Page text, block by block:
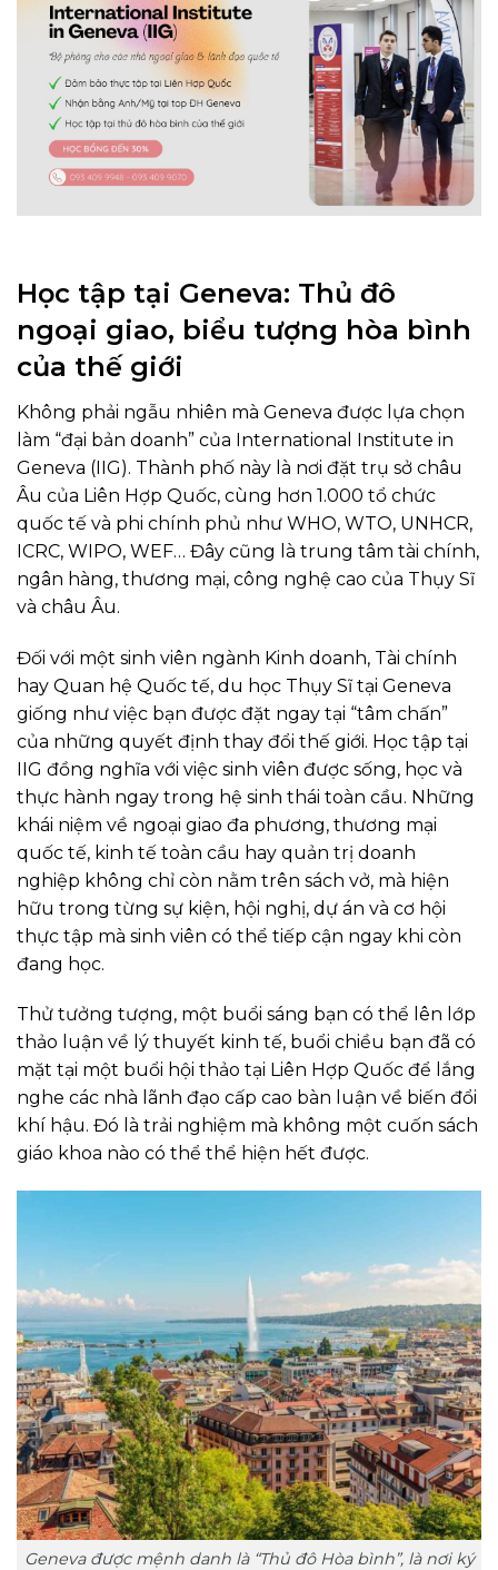
Học tập tại Geneva: Thủ đô
ngoại giao, biểu tượng hòa bình
của thế giới
Không phải ngẫu nhiên mà Geneva được lựa chọn
làm “đại bản doanh” của International Institute in
Geneva (IIG). Thành phố này là nơi đặt trụ sở châu
Âu của Liên Hợp Quốc, cùng hơn 1.000 tổ chức
quốc tế và phi chính phủ như WHO, WTO, UNHCR,
ICRC, WIPO, WEF… Đây cũng là trung tâm tài chính,
ngân hàng, thương mại, công nghệ cao của Thụy Sĩ
và châu Âu.
Đối với một sinh viên ngành Kinh doanh, Tài chính
hay Quan hệ Quốc tế, du học Thụy Sĩ tại Geneva
giống như việc bạn được đặt ngay tại “tâm chấn”
của những quyết định thay đổi thế giới. Học tập tại
IIG đồng nghĩa với việc sinh viên được sống, học và
thực hành ngay trong hệ sinh thái toàn cầu. Những
khái niệm về ngoại giao đa phương, thương mại
quốc tế, kinh tế toàn cầu hay quản trị doanh
nghiệp không chỉ còn nằm trên sách vở, mà hiện
hữu trong từng sự kiện, hội nghị, dự án và cơ hội
thực tập mà sinh viên có thể tiếp cận ngay khi còn
đang học.
Thử tưởng tượng, một buổi sáng bạn có thể lên lớp
thảo luận về lý thuyết kinh tế, buổi chiều bạn đã có
mặt tại một buổi hội thảo tại Liên Hợp Quốc để lắng
nghe các nhà lãnh đạo cấp cao bàn luận về biến đổi
khí hậu. Đó là trải nghiệm mà không một cuốn sách
giáo khoa nào có thể thể hiện hết được.
Geneva được mệnh danh là “Thủ đô Hòa bình”, là nơi ký